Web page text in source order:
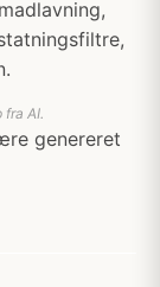
AI.
genereret